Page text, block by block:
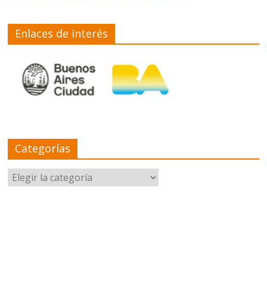
Enlaces de interés
Categorías
Categorías